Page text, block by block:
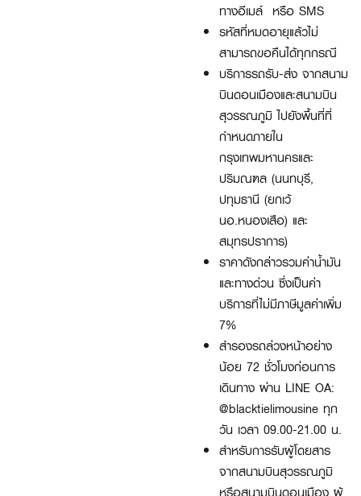
ทางอีเมล์ หรือ SMS
รหัสที่หมดอายุแล้วไม่
สามารถขอคืนได้ทุกกรณี
บริการรถรับ-ส่ง จากสนาม
บินดอนเมืองและสนามบิน
สุวรรณภูมิ ไปยังพื้นที่ที่
กำหนดภายใน
กรุงเทพมหานครและ
ปริมณฑล (นนทบุรี,
ปทุมธานี (ยกเว้
นอ.หนองเสือ) และ
สมุทรปราการ)
ราคาดังกล่าวรวมค่าน้ำมัน
และทางด่วน ซึ่งเป็นค่า
บริการที่ไม่มีภาษีมูลค่าเพิ่ม
7%
สำรองรถล่วงหน้าอย่าง
น้อย 72 ชั่วโมงก่อนการ
เดินทาง ผ่าน LINE OA:
@blacktielimousine ทุก
วัน เวลา 09.00-21.00 น.
สำหรับการรับผู้โดยสาร
จากสนามบินสุวรรณภูมิ